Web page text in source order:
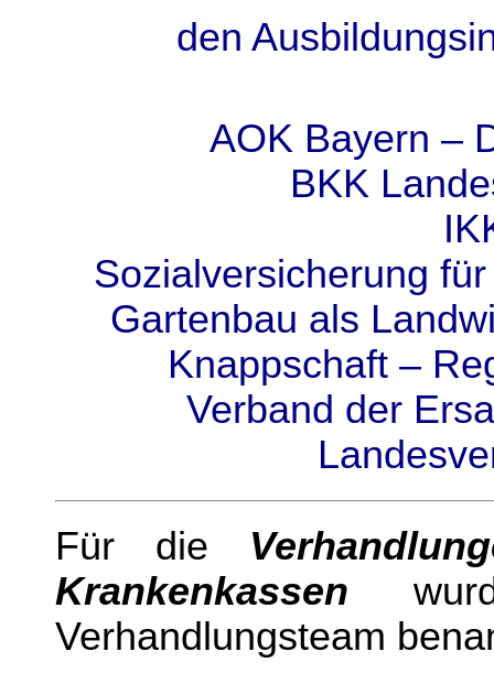
den
AOK Bayern –
BKK
I
Sozialversicherung
Gartenbau als
Knappschaft –
Verband der
Für die
Krankenkassen
Verhandlungsteam